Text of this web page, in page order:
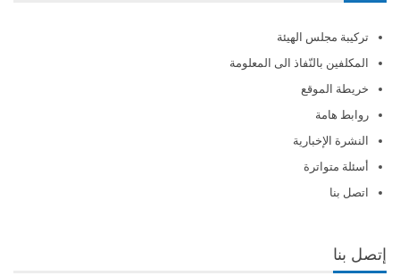
تركيبة مجلس الهيئة
المكلفين بالنّفاذ الى المعلومة
خريطة الموقع
روابط هامة
النشرة الإخبارية
أسئلة متواترة
اتصل بنا
إتصل بنا